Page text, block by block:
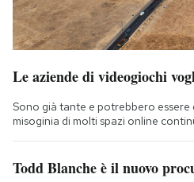
Le aziende di videogiochi
Sono già tante e potrebbero essere
misoginia di molti spazi online
Todd Blanche è il nuovo